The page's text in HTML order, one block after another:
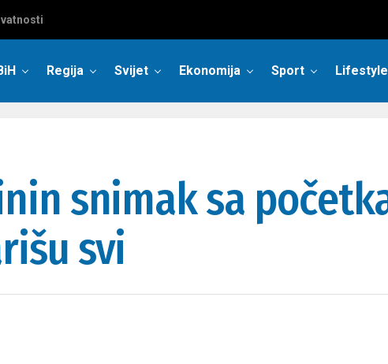
Regija Svijet Ekonomija Sport Lifestyle
snimak sa
svi